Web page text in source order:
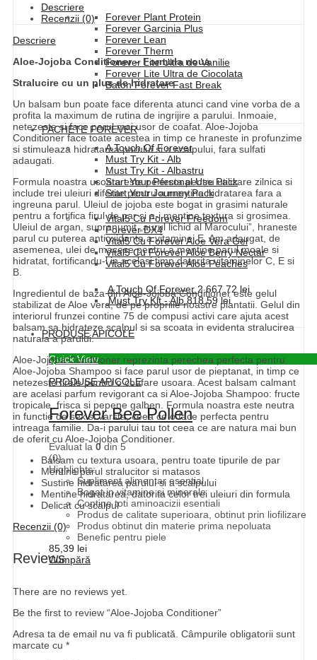
Forever Plant Protein
Forever Garcinia Plus
Forever Lean
Forever Therm
Forever Lite Ultra de Vanilie
Forever Lite Ultra de Ciocolata
Baton Forever Fast Break
PACHETE FOREVER
A Touch Of Forever
Must Try Kit - Alb
Must Try Kit - Albastru
Start Your Personal Use Pack
Start Your Journey Pack
Vital5 Cu Forever Freedom
Forever DX4
Vital5 Cu Forever Aloe Vera Gel
Vital5 Cu Forever Aloe Berry Nectar
Vital5 Cu Forever Aloe Peaches
A Touch Of Forever 2.667,72 lei
Must Try Kit - Alb 818,59lei
PRODUSE APICOLE
Quick View
PRODUSE APICOLE
Forever Bee Pollen
Evaluat la 0 din 5
(0)
Highlights:
Supliment alimentar esential
Bogat in vitamine si minerale
Contine toti aminoacizii esentiali
Produs de calitate superioara, obtinut prin liofilizare
Produs obtinut din materie prima nepoluata
Benefic pentru piele
85,39 lei
Cumpără
Descriere
Recenzii (0)
Descriere
Aloe-Jojoba Conditioner – Formula noua
Stralucire cu un plus de hidratare
Un balsam bun poate face diferenta atunci cand vine vorba de a
profita la maximum de rutina de ingrijire a parului. Inmoaie,
netezeste si face parul mai usor de coafat. Aloe-Jojoba
Conditioner face toate acestea in timp ce hraneste in profunzime
si stimuleaza hidratarea parului si a scalpului, fara sulfati
adaugati.
Formula noastra usoara este perfecta pentru utilizare zilnica si
include trei uleiuri diferite pentru a mentine hidratarea fara a
ingreuna parul. Uleiul de jojoba este bogat in grasimi naturale
pentru a fortifica firul de par si a-i mentine textura si grosimea.
Uleiul de argan, supranumit „aurul lichid al Marocului”, hraneste
parul cu puterea antioxidanta a vitaminei E. Am adaugat, de
asemenea, ulei de macese pentru a mentine parul moale si
hidratat, fortificandu-l in acelasi timp datorita vitaminelor C, E si
B.
Ingredientul de baza din Aloe-Jojoba Conditioner este gelul
stabilizat de Aloe vera, de pe propriile noastre plantatii. Gelul din
interiorul frunzei contine 75 de compusi activi care ajuta acest
balsam sa hidrateze scalpul si sa scoata in evidenta stralucirea
naturala a parului.
Aloe-Jojoba Conditioner reprezinta perechea perfecta pentru
Aloe-Jojoba Shampoo si face parul usor de pieptanat, in timp ce
netezeste firele pentru o coafare usoara. Acest balsam calmant
are acelasi parfum revigorant ca si Aloe-Jojoba Shampoo: fructe
tropicale, frisca si pepene galben. Formula noastra este neutra
in functie de sex si varsta, ceea ce o face perfecta pentru
intreaga familie. Da-i parului tau tot ceea ce are natura mai bun
de oferit cu Aloe-Jojoba Conditioner.
Balsam cu textura usoara, pentru toate tipurile de par
Mentine parul stralucitor si matasos
Sustine hidratarea parului si a scalpului
Mentine hidratarea, datorita celor trei uleiuri din formula
Delicat cu scalpul
Recenzii (0)
Reviews
There are no reviews yet.
Be the first to review “Aloe-Jojoba Conditioner”
Adresa ta de email nu va fi publicată. Câmpurile obligatorii sunt
marcate cu *